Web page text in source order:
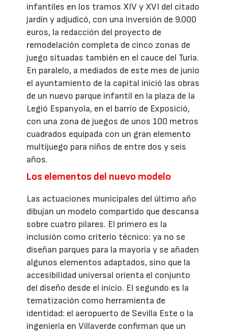
infantiles en los tramos XIV y XVI del citado
jardín y adjudicó, con una inversión de 9.000
euros, la redacción del proyecto de
remodelación completa de cinco zonas de
juego situadas también en el cauce del Turia.
En paralelo, a mediados de este mes de junio
el ayuntamiento de la capital inició las obras
de un nuevo parque infantil en la plaza de la
Legió Espanyola, en el barrio de Exposició,
con una zona de juegos de unos 100 metros
cuadrados equipada con un gran elemento
multijuego para niños de entre dos y seis
años.
Los elementos del nuevo modelo
Las actuaciones municipales del último año
dibujan un modelo compartido que descansa
sobre cuatro pilares. El primero es la
inclusión como criterio técnico: ya no se
diseñan parques para la mayoría y se añaden
algunos elementos adaptados, sino que la
accesibilidad universal orienta el conjunto
del diseño desde el inicio. El segundo es la
tematización como herramienta de
identidad: el aeropuerto de Sevilla Este o la
ingeniería en Villaverde confirman que un